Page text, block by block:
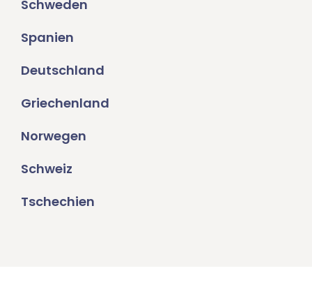
Schweden
Spanien
Deutschland
Griechenland
Norwegen
Schweiz
Tschechien